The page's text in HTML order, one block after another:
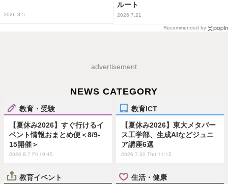
2026.8.5
ルート
2026.7.21
Recommended by
advertisement
NEWS CATEGORY
教育・受験
【夏休み2026】すぐ行けるイ
ベント情報おまとめ便＜8/9-
15開催＞
2026.8.7 Fri 19:45
教育ICT
【夏休み2026】東大メタバー
ス工学部、生成AIなどジュニ
ア講座6選
2026.7.30 Thu 11:15
教育イベント 生活・健康